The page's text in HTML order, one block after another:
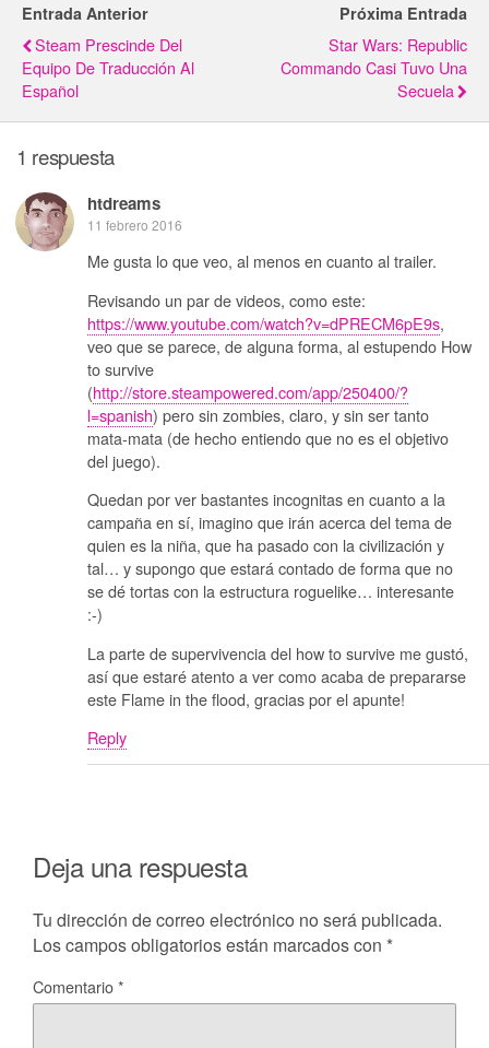
Entrada Anterior
Steam Prescinde Del
Equipo De Traducción Al
Español
Próxima Entrada
Star Wars: Republic
Commando Casi Tuvo Una
Secuela
1 respuesta
htdreams
11 febrero 2016
Me gusta lo que veo, al menos en cuanto al trailer.
Revisando un par de videos, como este:
https://www.youtube.com/watch?v=dPRECM6pE9s,
veo que se parece, de alguna forma, al estupendo How
to survive
(http://store.steampowered.com/app/250400/?
l=spanish) pero sin zombies, claro, y sin ser tanto
mata-mata (de hecho entiendo que no es el objetivo
del juego).
Quedan por ver bastantes incognitas en cuanto a la
campaña en sí, imagino que irán acerca del tema de
quien es la niña, que ha pasado con la civilización y
tal… y supongo que estará contado de forma que no
se dé tortas con la estructura roguelike… interesante
:-)
La parte de supervivencia del how to survive me gustó,
así que estaré atento a ver como acaba de prepararse
este Flame in the flood, gracias por el apunte!
Reply
Deja una respuesta
Tu dirección de correo electrónico no será publicada.
Los campos obligatorios están marcados con *
Comentario*